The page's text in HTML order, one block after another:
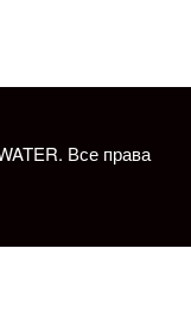
Все права